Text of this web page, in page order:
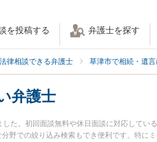
を投稿する 弁護士を探す
律相談できる弁護士 草津市で相続・遺
弁護士
た。初回面談無料や休日面談に対応してい
野での絞り込み検索もでき便利です。特に